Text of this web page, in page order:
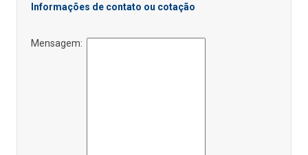
Informações de contato ou cotação
Mensagem: